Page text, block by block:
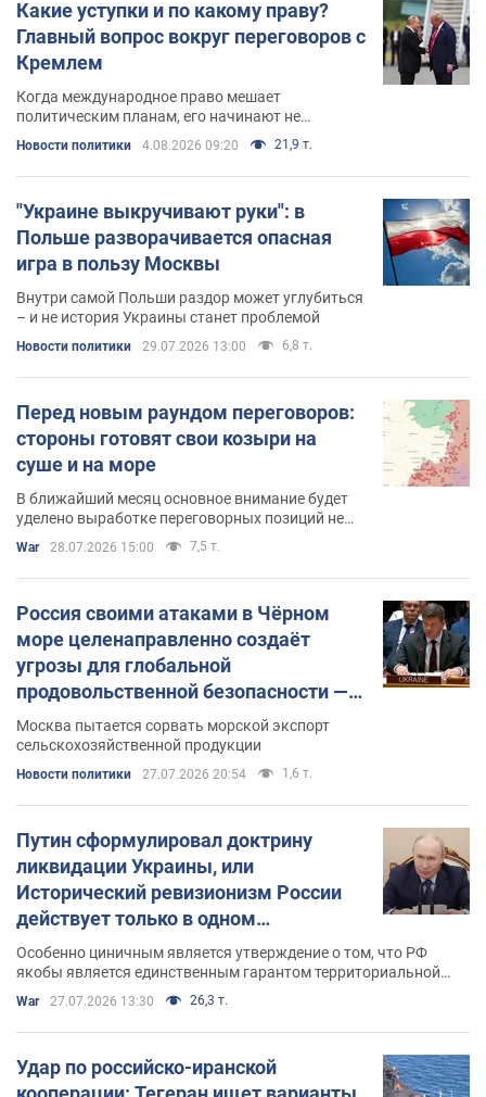
Какие уступки и по какому праву?
Главный вопрос вокруг переговоров с
Кремлем
Когда международное право мешает
политическим планам, его начинают не
Новости политики 4.08.2026 09:20 21,9 т.
"Украине выкручивают руки": в
Польше разворачивается опасная
игра в пользу Москвы
Внутри самой Польши раздор может углубиться
– и не история Украины станет проблемой
Новости политики 29.07.2026 13:00 6,8 т.
Перед новым раундом переговоров:
стороны готовят свои козыри на
суше и на море
В ближайший месяц основное внимание будет
уделено выработке переговорных позиций не
только России и Украины, но и США, Ирана и
Китая
War 28.07.2026 15:00 7,5 т.
Россия своими атаками в Чёрном
море целенаправленно создаёт
угрозы для глобальной
продовольственной безопасности —
Украина в ООН
Москва пытается сорвать морской экспорт
сельскохозяйственной продукции
Новости политики 27.07.2026 20:54 1,6 т.
Путин сформулировал доктрину
ликвидации Украины, или
Исторический ревизионизм России
действует только в одном
направлении
Особенно циничным является утверждение о том, что РФ
якобы является единственным гарантом территориальной
целостности Украины
War 27.07.2026 13:30 26,3 т.
Удар по российско-иранской